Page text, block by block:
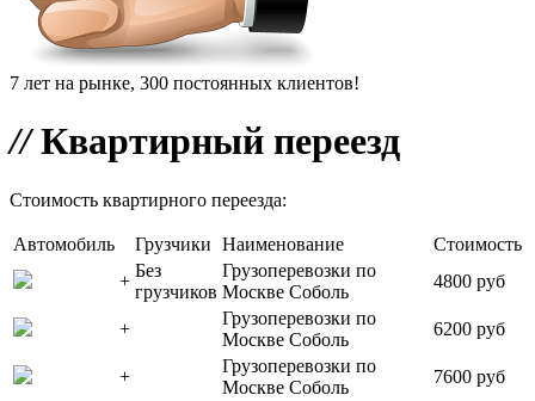
7 лет на рынке, 300 постоянных клиентов!
//Квартирный переезд
Стоимость квартирного переезда:
Автомобиль Грузчики Наименование
Стоимость
+
Без
грузчиков
Грузоперевозки по
Москве Соболь
4800 руб
+
Грузоперевозки по
Москве Соболь
6200 руб
+
Грузоперевозки по
Москве Соболь
7600 руб